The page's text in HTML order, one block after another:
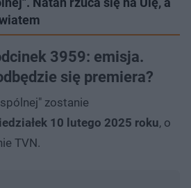
3959: emisja.
się premiera?
zostanie
10 lutego 2025 roku, o
TVN.